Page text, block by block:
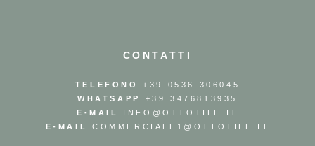
CONTATTI
TELEFONO
+39 0536 306045
WHATSAPP
+39 3476813935
E-MAIL
INFO@OTTOTILE.IT
E-MAIL
COMMERCIALE1@OTTOTILE.IT